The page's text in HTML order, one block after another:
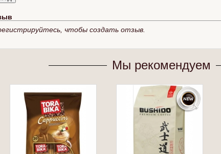
чтобы создать отзыв.
Мы рекомендуем